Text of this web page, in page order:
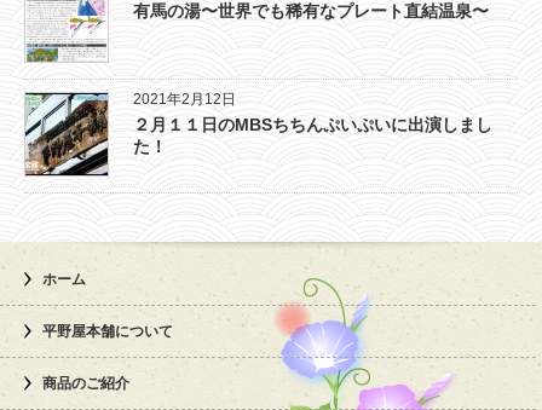
有馬の湯〜世界でも稀有なプレート直結温泉〜
2021年2月12日
２月１１日のMBSちちんぷいぷいに出演しまし
た！
ホーム
平野屋本舗について
商品のご紹介